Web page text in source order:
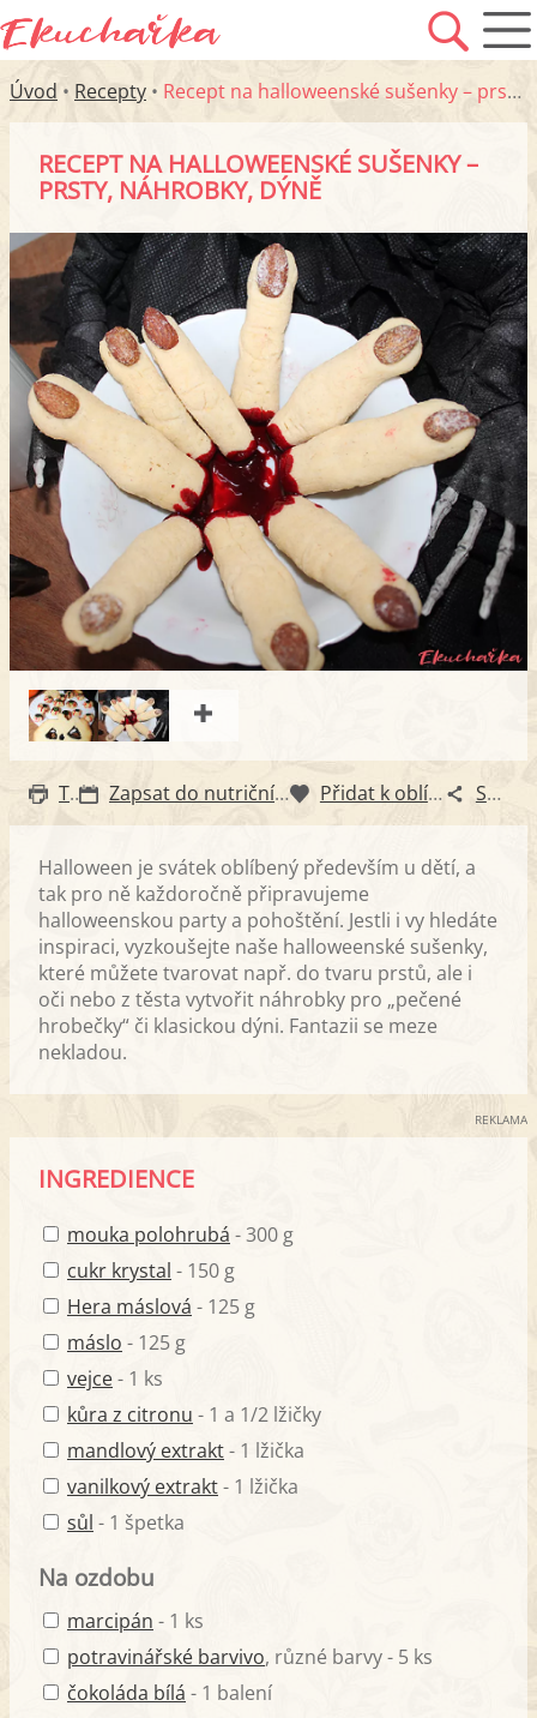
Úvod • Recepty • Recept na halloweenské sušenky – prsty, náhrobky, dýně
RECEPT NA HALLOWEENSKÉ SUŠENKY –
PRSTY, NÁHROBKY, DÝNĚ
Tisk Zapsat do nutričního diáře Přidat k oblíbeným Sdílet
Halloween je svátek oblíbený především u dětí, a
tak pro ně každoročně připravujeme
halloweenskou party a pohoštění. Jestli i vy hledáte
inspiraci, vyzkoušejte naše halloweenské sušenky,
které můžete tvarovat např. do tvaru prstů, ale i
oči nebo z těsta vytvořit náhrobky pro „pečené
hrobečky“ či klasickou dýni. Fantazii se meze
nekladou.
REKLAMA
INGREDIENCE
mouka polohrubá - 300 g
cukr krystal - 150 g
Hera máslová - 125 g
máslo - 125 g
vejce- 1 ks
kůra z citronu - 1 a 1/2 lžičky
mandlový extrakt- 1 lžička
vanilkový extrakt- 1 lžička
sůl - 1 špetka
Na ozdobu
marcipán - 1 ks
potravinářské barvivo, různé barvy - 5 ks
čokoláda bílá - 1 balení